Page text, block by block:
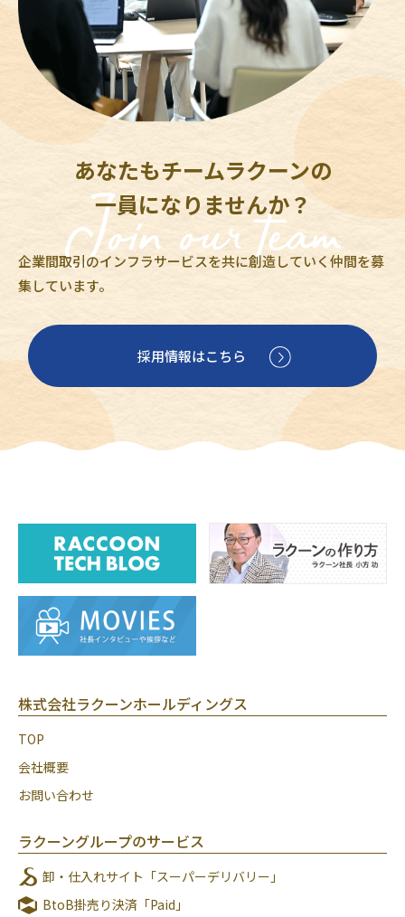
あなたもチームラクーンの
一員になりませんか？
企業間取引のインフラサービスを共に創造していく仲間を募
集しています。
採用情報はこちら
株式会社ラクーンホールディングス
TOP
会社概要
お問い合わせ
ラクーングループのサービス
卸・仕入れサイト「スーパーデリバリー」
BtoB掛売り決済「Paid」